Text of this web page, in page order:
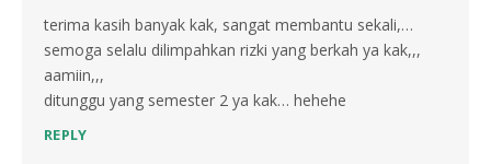
terima kasih banyak kak, sangat membantu sekali,…
semoga selalu dilimpahkan rizki yang berkah ya kak,,,
aamiin,,,
ditunggu yang semester 2 ya kak… hehehe
REPLY